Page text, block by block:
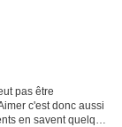
pas être
c'est donc aussi
en savent quelque